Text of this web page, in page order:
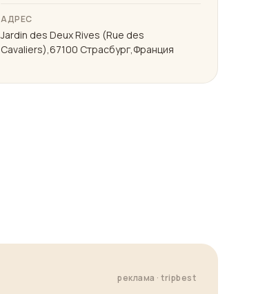
АДРЕС
Jardin des Deux Rives (Rue des
Cavaliers),67100 Страсбург,Франция
реклама · tripbest